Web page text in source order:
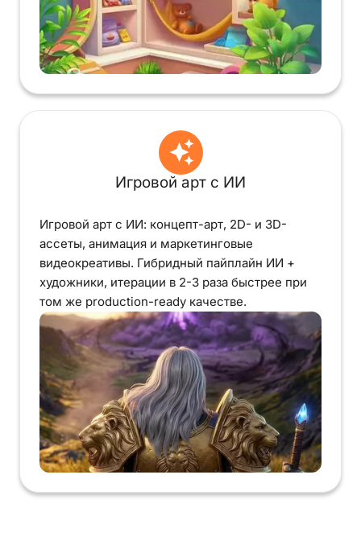
Игровой арт с ИИ
Игровой арт с ИИ: концепт-арт, 2D- и 3D-
ассеты, анимация и маркетинговые
видеокреативы. Гибридный пайплайн ИИ +
художники, итерации в 2-3 раза быстрее при
том же production-ready качестве.